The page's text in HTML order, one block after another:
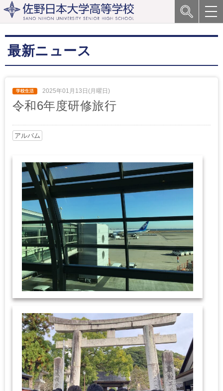
最新ニュース
2025年01月13日(月曜日)
令和6年度研修旅行
アルバム